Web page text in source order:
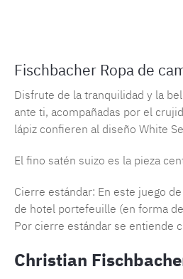
Fischbacher Ropa de
Disfrute de la tranquilidad y la
ante ti, acompañadas por el
lápiz confieren al diseño White
El fino satén suizo es la pieza
Cierre estándar: En este juego
de hotel portefeuille (en forma
Por cierre estándar se entiende
Christian